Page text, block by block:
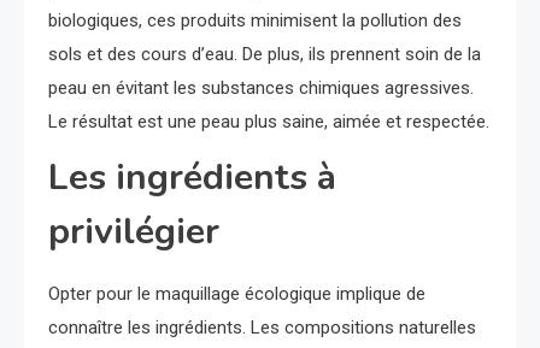
biologiques, ces produits minimisent la pollution des
sols et des cours d’eau. De plus, ils prennent soin de la
peau en évitant les substances chimiques agressives.
Le résultat est une peau plus saine, aimée et respectée.
Les ingrédients à
privilégier
Opter pour le maquillage écologique implique de
connaître les ingrédients. Les compositions naturelles